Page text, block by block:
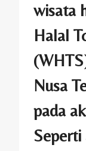
wisata
Halal
Nusa
pada
Seperti